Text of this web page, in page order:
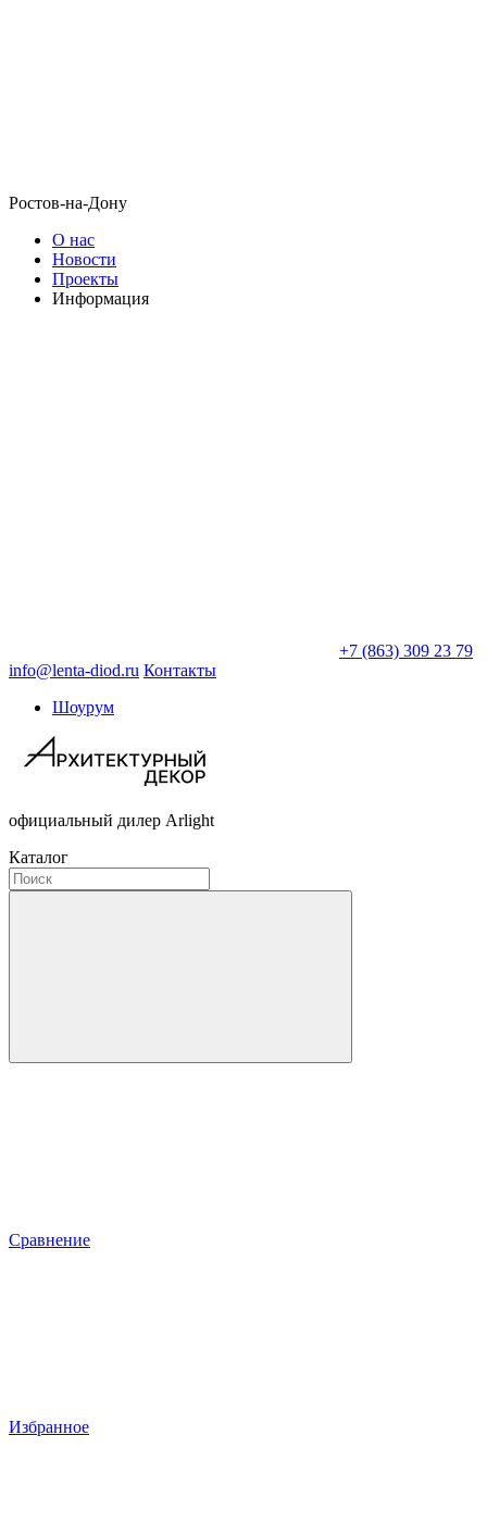
Ростов-на-Дону
О нас
Новости
Проекты
Информация
+7 (863) 309 23 79
info@lenta-diod.ru Контакты
Шоурум
официальный дилер Arlight
Каталог
Сравнение
Избранное